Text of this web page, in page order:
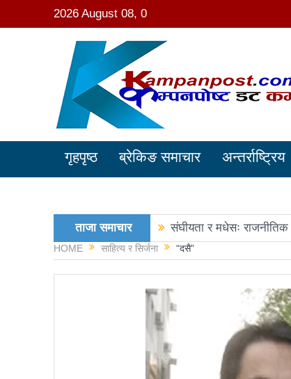
2026 August 08, 0
गृहपृष्ठ ब्रेकिङ समाचार अन्तर्राष्ट्रिय
ताजा समाचार संघीयता र मधेसः
काङ्ग्रेस नेता मिश्रको
रञ्जु दर्शना विजयीः अधिकांश
प्रतिनिधिसभा सदस्य
निर्वाचनले सङ्घीय
HOME साहित्य र सिर्जना “दसै”